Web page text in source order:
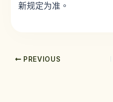
新规定为准。
PREVIOUS